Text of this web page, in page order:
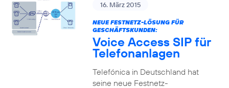
16. März 2015
NEUE FESTNETZ-LÖSUNG FÜR
GESCHÄFTSKUNDEN:
Voice Access SIP für
Telefonanlagen
Telefónica in Deutschland hat
seine neue Festnetz-